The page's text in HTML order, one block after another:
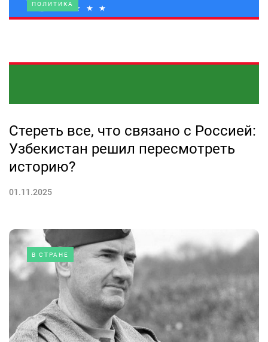
ПОЛИТИКА
Стереть все, что связано с Россией:
Узбекистан решил пересмотреть
историю?
01.11.2025
В СТРАНЕ